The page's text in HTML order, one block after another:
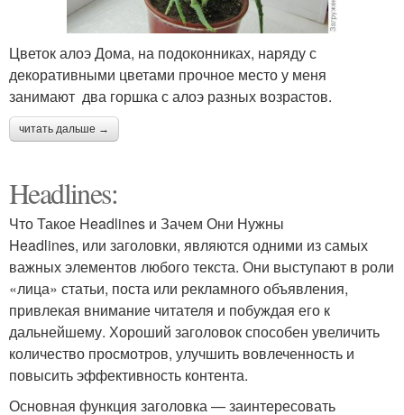
Цветок алоэ Дома, на подоконниках, наряду с
декоративными цветами прочное место у меня
занимают два горшка с алоэ разных возрастов.
читать дальше →
Headlines:
Что Такое Headlines и Зачем Они Нужны
Headlines, или заголовки, являются одними из самых
важных элементов любого текста. Они выступают в роли
«лица» статьи, поста или рекламного объявления,
привлекая внимание читателя и побуждая его к
дальнейшему. Хороший заголовок способен увеличить
количество просмотров, улучшить вовлеченность и
повысить эффективность контента.
Основная функция заголовка — заинтересовать